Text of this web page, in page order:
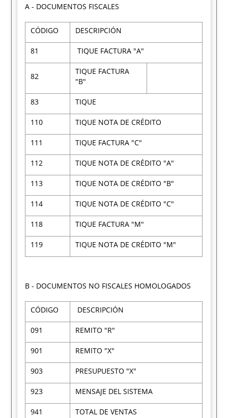
A - DOCUMENTOS FISCALES
CÓDIGO DESCRIPCIÓN
81 TIQUE FACTURA "A"
82
TIQUE FACTURA
"B"
83 TIQUE
110 TIQUE NOTA DE CRÉDITO
111 TIQUE FACTURA "C"
112 TIQUE NOTA DE CRÉDITO "A"
113 TIQUE NOTA DE CRÉDITO "B"
114 TIQUE NOTA DE CRÉDITO "C"
118 TIQUE FACTURA "M"
119 TIQUE NOTA DE CRÉDITO "M"
B - DOCUMENTOS NO FISCALES HOMOLOGADOS
CÓDIGO DESCRIPCIÓN
091 REMITO "R"
901 REMITO "X"
903 PRESUPUESTO "X"
923 MENSAJE DEL SISTEMA
941 TOTAL DE VENTAS